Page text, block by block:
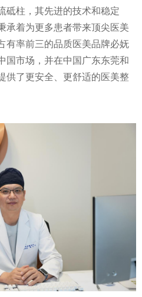
砥柱，其先进的技术和稳定
承着为更多患者带来顶尖医美
有率前三的品质医美品牌必妩
国市场，并在中国广东东莞和
供了更安全、更舒适的医美整